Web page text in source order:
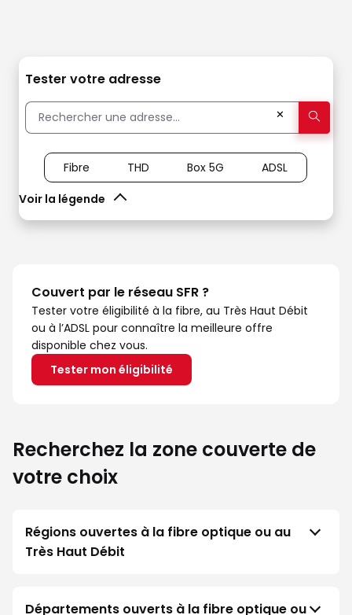
Tester votre adresse
✕
Voir la légende
Fibre THD Box 5G ADSL
Couvert par le réseau SFR ?
Tester votre éligibilité à la fibre, au Très Haut Débit
ou à l’ADSL pour connaître la meilleure offre
disponible chez vous.
Tester mon éligibilité
Recherchez la zone couverte de
votre choix
Régions ouvertes à la fibre optique ou au
Très Haut Débit
Départements ouverts à la fibre optique ou